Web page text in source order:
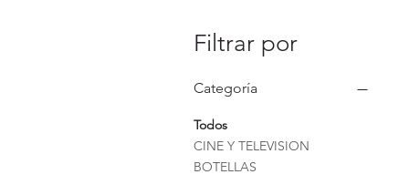
Filtrar por
Categoría
Todos
CINE Y TELEVISION
BOTELLAS